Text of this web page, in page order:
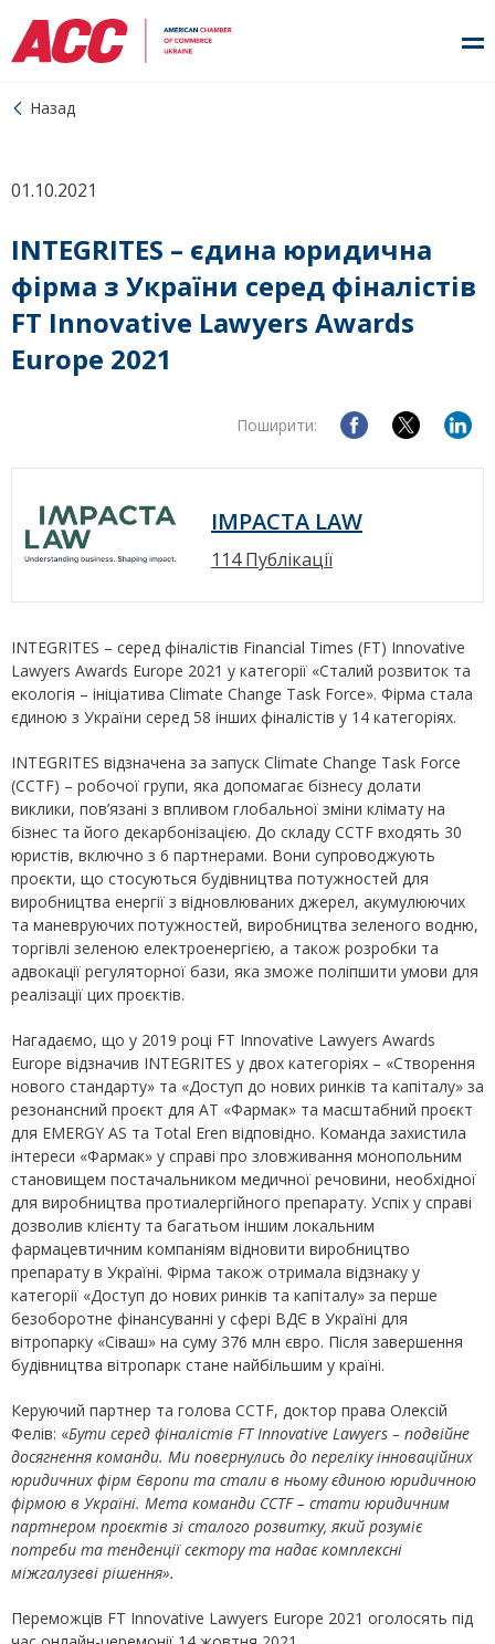
Назад
01.10.2021
INTEGRITES – єдина юридична
фірма з України серед фіналістів
FT Innovative Lawyers Awards
Europe 2021
Поширити:
IMPACTA LAW
114 Публікації
INTEGRITES – серед фіналістів Financial Times (FT) Innovative
Lawyers Awards Europe 2021 у категорії «Сталий розвиток та
екологія – ініціатива Climate Change Task Force». Фірма стала
єдиною з України серед 58 інших фіналістів у 14 категоріях.
INTEGRITES відзначена за запуск Climate Change Task Force
(CCTF) – робочої групи, яка допомагає бізнесу долати
виклики, пов’язані з впливом глобальної зміни клімату на
бізнес та його декарбонізацією. До складу CCTF входять 30
юристів, включно з 6 партнерами. Вони супроводжують
проєкти, що стосуються будівництва потужностей для
виробництва енергії з відновлюваних джерел, акумулюючих
та маневруючих потужностей, виробництва зеленого водню,
торгівлі зеленою електроенергією, а також розробки та
адвокації регуляторної бази, яка зможе поліпшити умови для
реалізації цих проєктів.
Нагадаємо, що у 2019 році FT Innovative Lawyers Awards
Europe відзначив INTEGRITES у двох категоріях – «Створення
нового стандарту» та «Доступ до нових ринків та капіталу» за
резонансний проєкт для АТ «Фармак» та масштабний проєкт
для EMERGY AS та Total Eren відповідно. Команда захистила
інтереси «Фармак» у справі про зловживання монопольним
становищем постачальником медичної речовини, необхідної
для виробництва протиалергійного препарату. Успіх у справі
дозволив клієнту та багатьом іншим локальним
фармацевтичним компаніям відновити виробництво
препарату в Україні. Фірма також отримала відзнаку у
категорії «Доступ до нових ринків та капіталу» за перше
безоборотне фінансуванні у сфері ВДЄ в Україні для
вітропарку «Сіваш» на суму 376 млн євро. Після завершення
будівництва вітропарк стане найбільшим у країні.
Керуючий партнер та голова CCTF, доктор права Олексій
Фелів: «Бути серед фіналістів FT Innovative Lawyers – подвійне
досягнення команди. Ми повернулись до переліку інноваційних
юридичних фірм Європи та стали в ньому єдиною юридичною
фірмою в Україні. Мета команди CCTF – стати юридичним
партнером проєктів зі сталого розвитку, який розуміє
потреби та тенденції сектору та надає комплексні
міжгалузеві рішення».
Переможців FT Innovative Lawyers Europe 2021 оголосять під